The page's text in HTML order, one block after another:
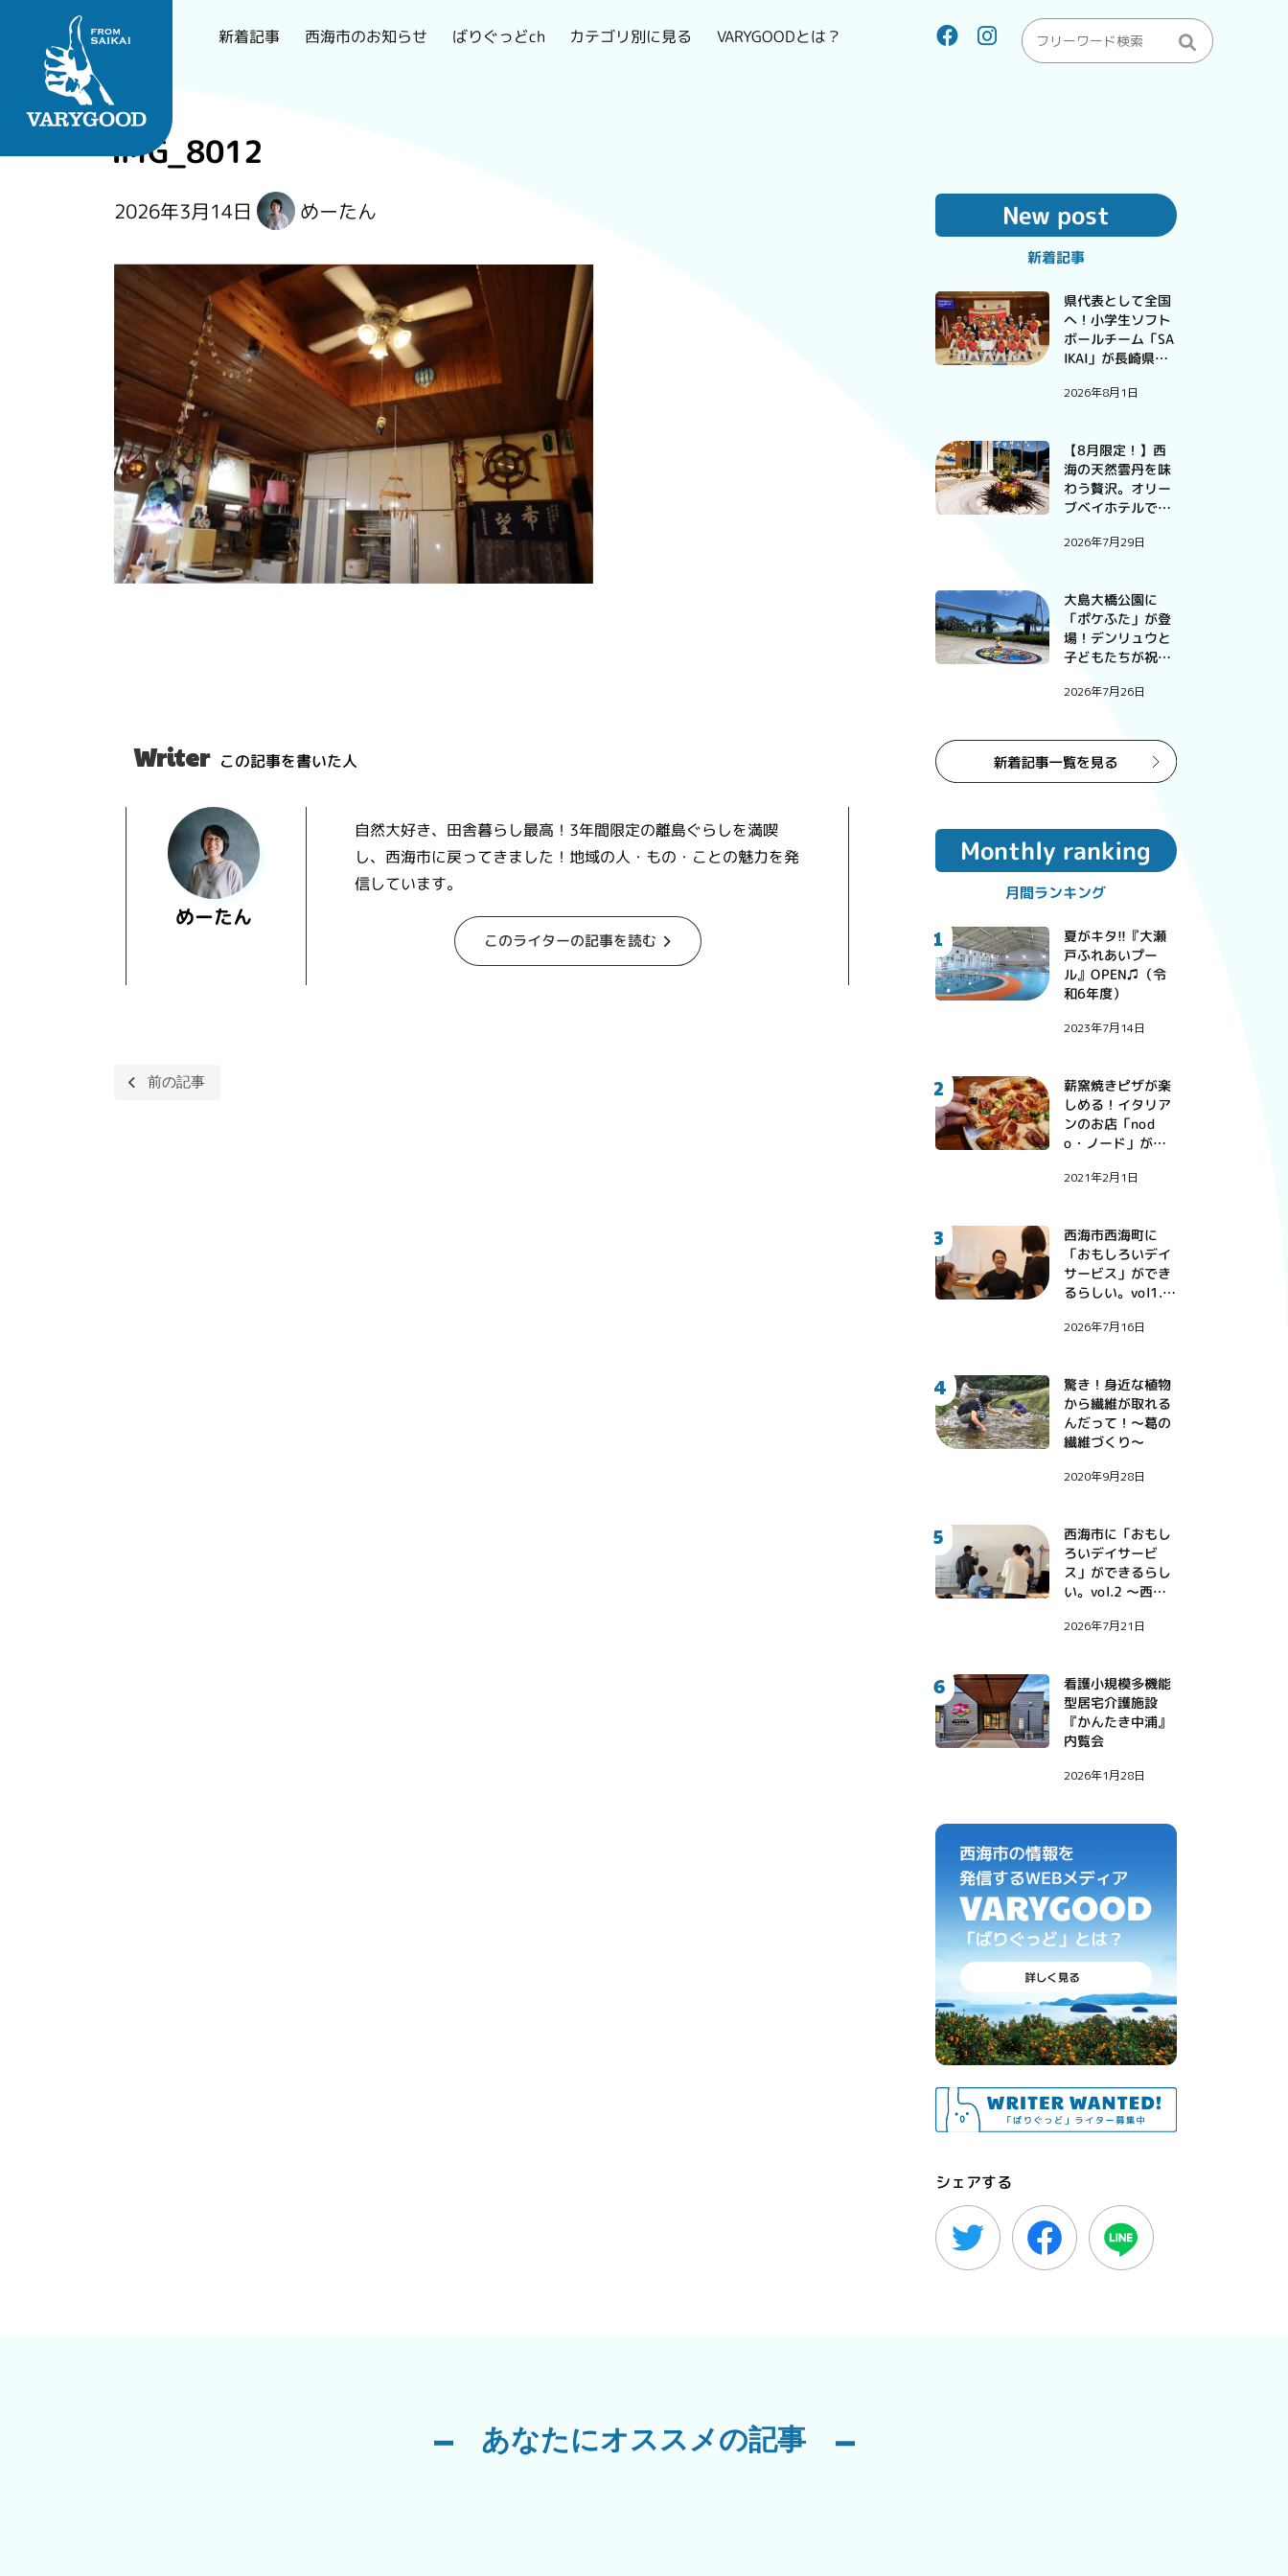
新着記事 西海市のお知らせ ばりぐっどch カテゴリ別に見る VARYGOODとは？
IMG_8012
2026年3月14日 めーたん
Writer この記事を書いた人
めーたん
自然大好き、田舎暮らし最高！3年間限定の離島ぐらしを満喫
し、西海市に戻ってきました！地域の人・もの・ことの魅力を発
信しています。
このライターの記事を読む
投
前の記事
New post
新着記事
県代表として全国
へ！小学生ソフト
ボールチーム「SA
IKAI」が長崎県予
2026年8月1日
【8月限定！】西
海の天然雲丹を味
わう贅沢。オリー
ブベイホテルで過
の特別な一夜。
2026年7月29日
大島大橋公園に
「ポケふた」が登
場！デンリュウと
子どもたちが祝っ
2026年7月26日
Monthly ranking
月間ランキング
1 夏がキタ!!『大瀬
戸ふれあいプー
ル』OPEN♫（令
和6年度）
2023年7月14日
2
薪窯焼きピザが楽
しめる！イタリア
ンのお店「nod
o・ノード」が西
2021年2月1日
3 西海市西海町に
「おもしろいデイ
サービス」ができ
るらしい。vol1.
する診療看護師・
2026年7月16日
4
驚き！身近な植物
から繊維が取れる
んだって！〜葛の
繊維づくり〜
2020年9月28日
5 西海市に「おもし
ろいデイサービ
ス」ができるらし
い。vol.2 〜西海
がやってきた！〜
2026年7月21日
6 看護小規模多機能
型居宅介護施設
『かんたき中浦』
内覧会
2026年1月28日
シェアする
あなたにオススメの記事